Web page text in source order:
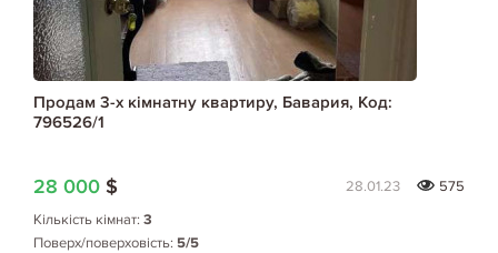
Продам 3-х кімнатну квартиру, Бавария, Код:
796526/1
28 000 $ 28.01.23
575
Кількість кімнат: 3
Поверх/поверховість: 5/5